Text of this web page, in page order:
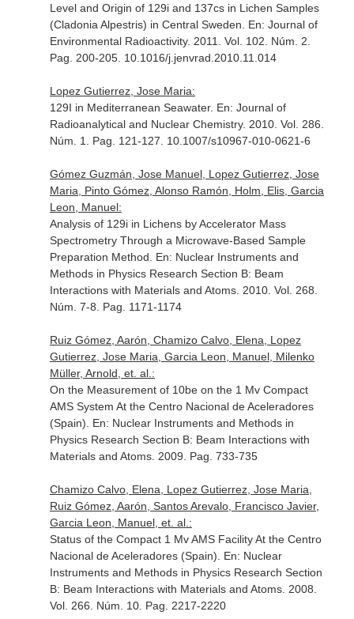
Level and Origin of 129i and 137cs in Lichen Samples
(Cladonia Alpestris) in Central Sweden. En: Journal of
Environmental Radioactivity. 2011. Vol. 102. Núm. 2.
Pag. 200-205. 10.1016/j.jenvrad.2010.11.014
Lopez Gutierrez, Jose Maria:
129I in Mediterranean Seawater. En: Journal of
Radioanalytical and Nuclear Chemistry. 2010. Vol. 286.
Núm. 1. Pag. 121-127. 10.1007/s10967-010-0621-6
Gómez Guzmán, Jose Manuel, Lopez Gutierrez, Jose
Maria, Pinto Gómez, Alonso Ramón, Holm, Elis, Garcia
Leon, Manuel:
Analysis of 129i in Lichens by Accelerator Mass
Spectrometry Through a Microwave-Based Sample
Preparation Method. En: Nuclear Instruments and
Methods in Physics Research Section B: Beam
Interactions with Materials and Atoms. 2010. Vol. 268.
Núm. 7-8. Pag. 1171-1174
Ruiz Gómez, Aarón, Chamizo Calvo, Elena, Lopez
Gutierrez, Jose Maria, Garcia Leon, Manuel, Milenko
Müller, Arnold, et. al.:
On the Measurement of 10be on the 1 Mv Compact
AMS System At the Centro Nacional de Aceleradores
(Spain). En: Nuclear Instruments and Methods in
Physics Research Section B: Beam Interactions with
Materials and Atoms. 2009. Pag. 733-735
Chamizo Calvo, Elena, Lopez Gutierrez, Jose Maria,
Ruiz Gómez, Aarón, Santos Arevalo, Francisco Javier,
Garcia Leon, Manuel, et. al.:
Status of the Compact 1 Mv AMS Facility At the Centro
Nacional de Aceleradores (Spain). En: Nuclear
Instruments and Methods in Physics Research Section
B: Beam Interactions with Materials and Atoms. 2008.
Vol. 266. Núm. 10. Pag. 2217-2220